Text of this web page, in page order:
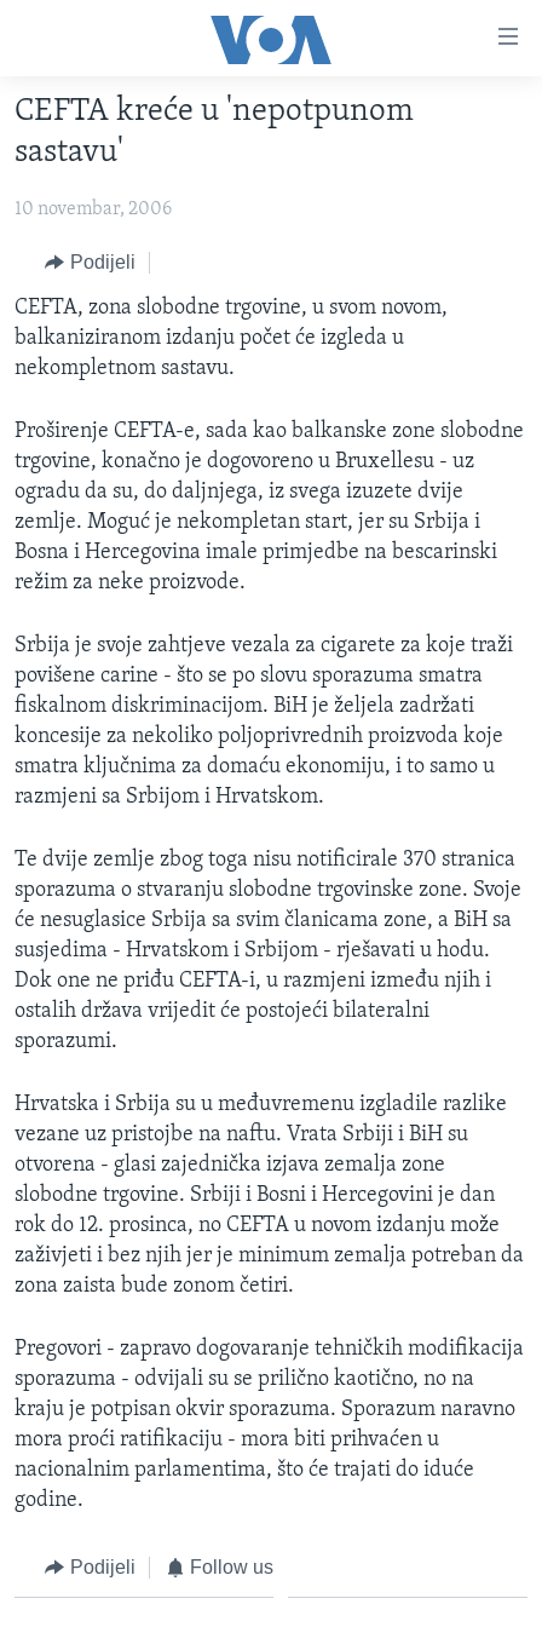
glavni
sadržaj
na
navigaciju
Idi
na
pretragu
FOTOGRAFIJE DANA
VIJESTI
SJEDINJENE AMERIČKE DRŽAVE
BOSNA I HERCEGOVINA
NAUKA I TEHNOLOGIJA
SPECIJALNI PROJEKTI
SLOBODA MEDIJA
ŽENSKA STRANA
IZBJEGLIČKA STRANA
MAGAZIN
Learning English
PRATITE NAS
Jezici
CEFTA kreće u 'nepotpunom
sastavu'
10 novembar, 2006
Podijeli
CEFTA, zona slobodne trgovine, u svom novom,
balkaniziranom izdanju počet će izgleda u
nekompletnom sastavu.
Proširenje CEFTA-e, sada kao balkanske zone slobodne
trgovine, konačno je dogovoreno u Bruxellesu - uz
ogradu da su, do daljnjega, iz svega izuzete dvije
zemlje. Moguć je nekompletan start, jer su Srbija i
Bosna i Hercegovina imale primjedbe na bescarinski
režim za neke proizvode.
Srbija je svoje zahtjeve vezala za cigarete za koje traži
povišene carine - što se po slovu sporazuma smatra
fiskalnom diskriminacijom. BiH je željela zadržati
koncesije za nekoliko poljoprivrednih proizvoda koje
smatra ključnima za domaću ekonomiju, i to samo u
razmjeni sa Srbijom i Hrvatskom.
Te dvije zemlje zbog toga nisu notificirale 370 stranica
sporazuma o stvaranju slobodne trgovinske zone. Svoje
će nesuglasice Srbija sa svim članicama zone, a BiH sa
susjedima - Hrvatskom i Srbijom - rješavati u hodu.
Dok one ne priđu CEFTA-i, u razmjeni između njih i
ostalih država vrijedit će postojeći bilateralni
sporazumi.
Hrvatska i Srbija su u međuvremenu izgladile razlike
vezane uz pristojbe na naftu. Vrata Srbiji i BiH su
otvorena - glasi zajednička izjava zemalja zone
slobodne trgovine. Srbiji i Bosni i Hercegovini je dan
rok do 12. prosinca, no CEFTA u novom izdanju može
zaživjeti i bez njih jer je minimum zemalja potreban da
zona zaista bude zonom četiri.
Pregovori - zapravo dogovaranje tehničkih modifikacija
sporazuma - odvijali su se prilično kaotično, no na
kraju je potpisan okvir sporazuma. Sporazum naravno
mora proći ratifikaciju - mora biti prihvaćen u
nacionalnim parlamentima, što će trajati do iduće
godine.
Podijeli Follow us